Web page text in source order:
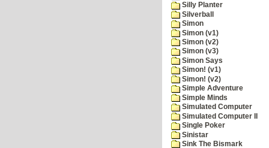
Silly Planter
Silverball
Simon
Simon (v1)
Simon (v2)
Simon (v3)
Simon Says
Simon! (v1)
Simon! (v2)
Simple Adventure
Simple Minds
Simulated Computer
Simulated Computer II
Single Poker
Sinistar
Sink The Bismark